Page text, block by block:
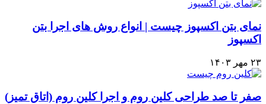
نمای بتن اکسپوز چیست | انواع روش های اجرا بتن
اکسپوز
۲۳ مهر ۱۴۰۳
صفر تا صد طراحی کلین روم و اجرا کلین روم (اتاق تمیز)